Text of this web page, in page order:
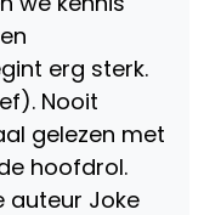
erg sterk.
Nooit
gelezen met
hoofdrol.
auteur Joke